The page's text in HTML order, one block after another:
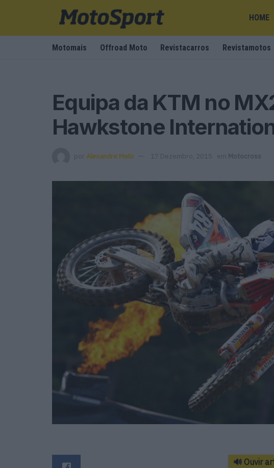
HOME
Motomais Offroad Moto Revistacarros Revistamotos
Equipa da KTM no
Hawkstone
por Alexandre Melo 17 Dezembro, 2015 em Motocross
🔊 Ouvir